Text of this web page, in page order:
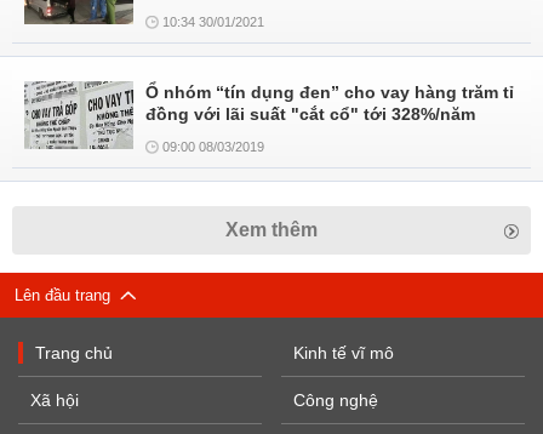
10:34 30/01/2021
Ổ nhóm “tín dụng đen” cho vay hàng trăm tỉ
đồng với lãi suất "cắt cổ" tới 328%/năm
09:00 08/03/2019
Xem thêm
Lên đầu trang
Trang chủ
Xã hội
Kinh tế vĩ mô
Công nghệ